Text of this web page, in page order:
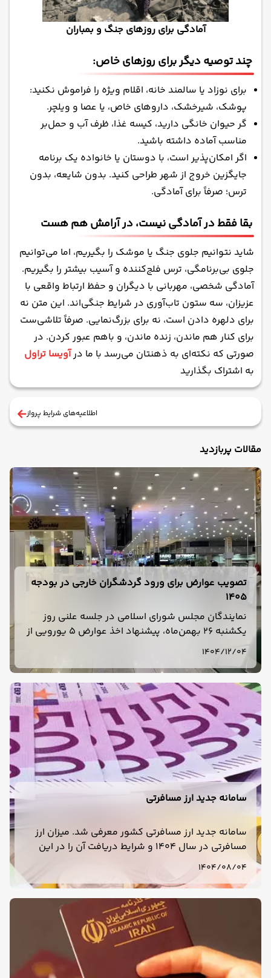
آمادگی برای روزهای جنگ و بمباران
چند توصیه دیگر برای روزهای خاص:
برای نوزاد یا سالمند خانه، اقلام ویژه را فراموش نکنید:
پوشک، شیرخشک، داروهای خاص، یا عصا و ویلچر.
گر حیوان خانگی دارید، کیسه غذا، ظرف آب و حمل‌بر
مناسب آماده داشته باشید.
اگر امکان‌پذیر است، با دوستان یا خانواده یک برنامه
جایگزین خروج از شهر طراحی کنید. بدون شایعه، بدون
ترس؛ صرفاً برای آمادگی.
بقا فقط در آمادگی نیست، در آرامش هم هست
شاید نتوانیم جلوی جنگ یا موشک را بگیریم، اما می‌توانیم
جلوی بی‌برنامگی، ترس فلج‌کننده و آسیب بیشتر را بگیریم.
آمادگی شخصی، مهربانی با دیگران و حفظ ارتباط واقعی با
عزیزان، سه ستون تاب‌آوری در شرایط جنگی‌اند. این متن نه
برای دلهره دادن است، نه برای بزرگ‌نمایی. صرفاً تلاشی‌ست
برای کنار هم ماندن، زنده ماندن، و باهم عبور کردن. در
صورتی که نکته‌ای به ذهنتان می‌رسد با ما درآویسا تراول
به اشتراک بگذارید‌‌
اطلاعیه‌های شرایط پرواز
مقالات پربازدید
تصویب عوارض برای ورود گردشگران خارجی در بودجه
۱۴۰۵
نمایندگان مجلس شورای اسلامی در جلسه علنی روز
یکشنبه ۲۶ بهمن‌ماه، پیشنهاد اخذ عوارض ۵ یورویی از
گردشگران خارجی ورودی از مبادی هوایی را به تصویب
رساندند.
1404/12/04
سامانه جدید ارز مسافرتی
سامانه جدید ارز مسافرتی کشور معرفی شد. میزان ارز
مسافرتی در سال 1404 و شرایط دریافت آن را در این
مطلب بخوانید.
1404/08/04